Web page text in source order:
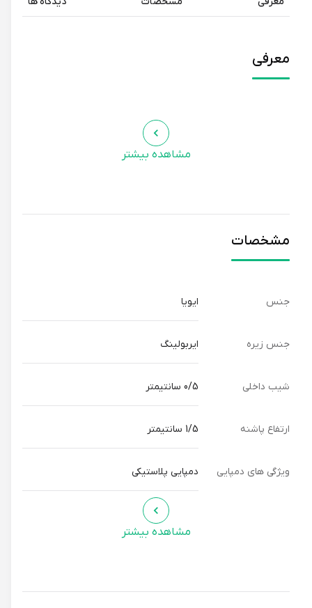
معرفی
مشاهده بیشتر
مشخصات
جنس
جنس زیره ایربولینگ
شیب داخلی
ارتفاع پاشنه
ویژگی های دمپایی دمپایی پلاستیکی
مشاهده بیشتر